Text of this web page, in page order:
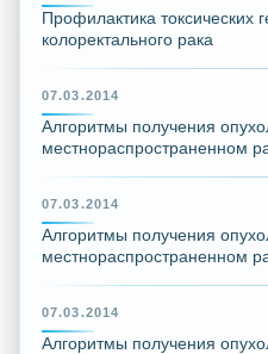
Профилактика токсических
колоректального рака
07.03.2014
Алгоритмы получения
местнораспространенном
07.03.2014
Алгоритмы получения
местнораспространенном
07.03.2014
Алгоритмы получения